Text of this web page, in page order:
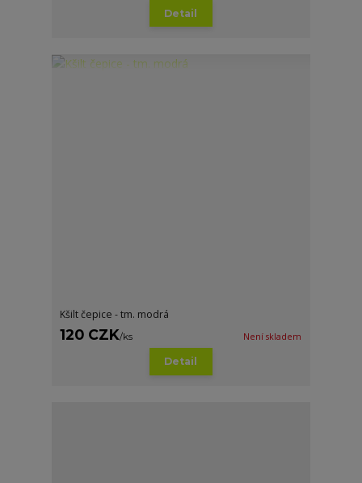
Detail
Kšilt čepice - tm. modrá
120 CZK/ks Není skladem
Detail